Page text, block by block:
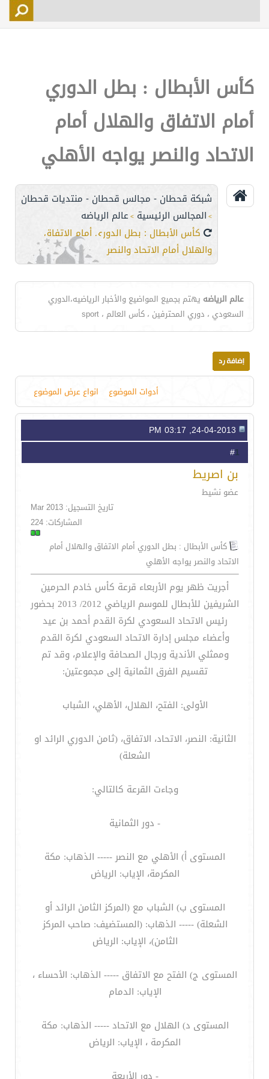
اتصل بنا
كأس الأبطال : بطل الدوري
أمام الاتفاق والهلال أمام
الاتحاد والنصر يواجه الأهلي
شبكة قحطان - مجالس قحطان - منتديات قحطان
> المجالس الرئيسية > عالم الرياضه
كأس الأبطال : بطل الدوري أمام الاتفاق
والهلال أمام الاتحاد والنصر يواجه الأهلي
عالم الرياضه يهتم بجميع المواضيع والأخبار الرياضيه،الدوري
السعودي ، دوري المحترفين ، كأس العالم ، sport
أدوات الموضوع انواع عرض الموضوع
1
بن اصريط
عضو نشيط
تاريخ التسجيل: Mar 2013
المشاركات: 224
كأس الأبطال : بطل الدوري أمام الاتفاق والهلال أمام
الاتحاد والنصر يواجه الأهلي
أجريت ظهر يوم الأربعاء قرعة كأس خادم الحرمين
الشريفين للأبطال للموسم الرياضي 2012/ 2013 بحضور
رئيس الاتحاد السعودي لكرة القدم أحمد بن عيد
وأعضاء مجلس إدارة الاتحاد السعودي لكرة القدم
وممثلي الأندية ورجال الصحافة والإعلام، وقد تم
تقسيم الفرق الثمانية إلى مجموعتين:
الأولى: الفتح، الهلال، الأهلي، الشباب
الثانية: النصر، الاتحاد، الاتفاق، (ثامن الدوري الرائد او
الشعلة)
وجاءت القرعة كالتالي:
- دور الثمانية
المستوى أ) الأهلي مع النصر ----- الذهاب: مكة
المكرمة، الإياب: الرياض
المستوى ب) الشباب مع (المركز الثامن الرائد أو
الشعلة) ----- الذهاب: (المستضيف: صاحب المركز
الثامن)، الإياب: الرياض
المستوى ج) الفتح مع الاتفاق ----- الذهاب: الأحساء ،
الإياب: الدمام
المستوى د) الهلال مع الاتحاد ----- الذهاب: مكة
المكرمة ، الإياب: الرياض